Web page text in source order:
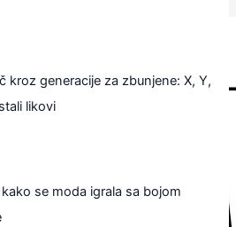
kroz generacije za zbunjene: X, Y,
likovi
se moda igrala sa bojom